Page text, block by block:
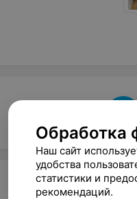
Обработка
Наш сайт
удобства
статистики и
рекомендаций.